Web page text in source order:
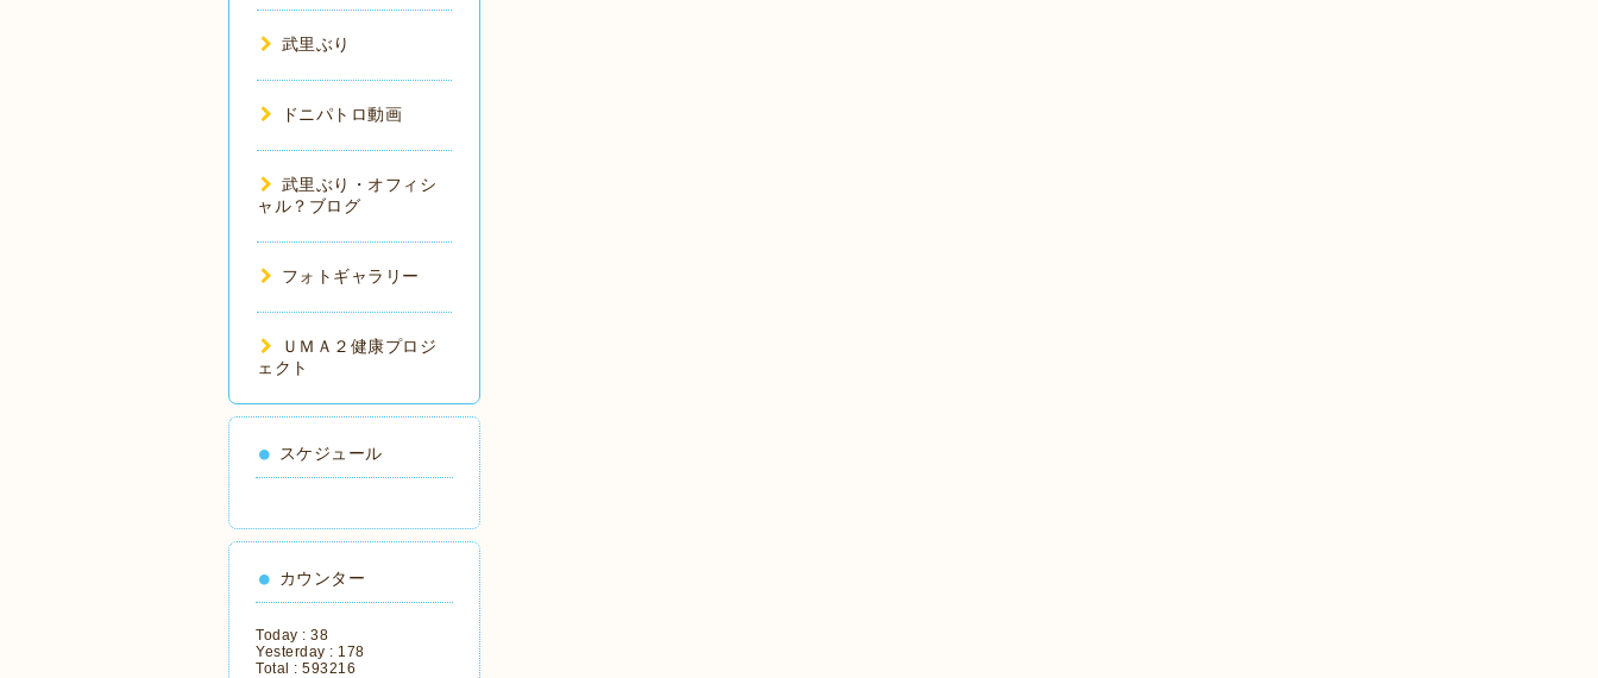
武里ぶり
ドニパトロ動画
武里ぶり・オフィシ
ャル？ブログ
フォトギャラリー
ＵＭＡ２健康プロジ
ェクト
スケジュール
カウンター
Today : 38
Yesterday : 178
Total : 593216